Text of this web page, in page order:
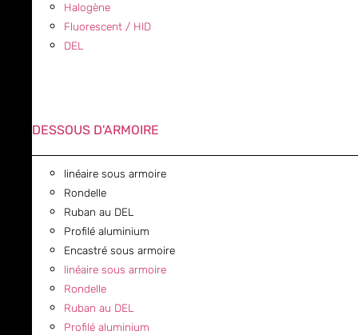
Halogène
Fluorescent / HID
DEL
DESSOUS D'ARMOIRE
linéaire sous armoire
Rondelle
Ruban au DEL
Profilé aluminium
Encastré sous armoire
linéaire sous armoire
Rondelle
Ruban au DEL
Profilé aluminium